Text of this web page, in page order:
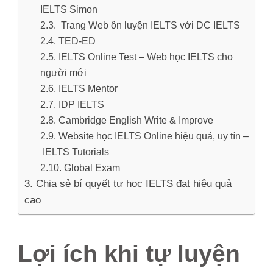
IELTS Simon
Trang Web ôn luyện IELTS với DC IELTS
TED-ED
IELTS Online Test – Web học IELTS cho
người mới
IELTS Mentor
IDP IELTS
Cambridge English Write & Improve
Website học IELTS Online hiệu quả, uy tín –
IELTS Tutorials
Global Exam
Chia sẻ bí quyết tự học IELTS đạt hiệu quả
cao
Lợi ích khi tự luyện